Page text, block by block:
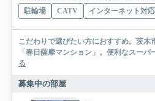
駐輪場 CATV インターネット対応
こだわりで選びたい方におすすめ。茨木
「春日薩摩マンション」。便利なスーパ
る
募集中の部屋